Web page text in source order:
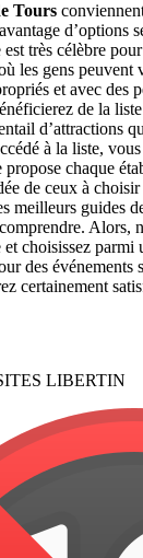
Tours
d’options
très célèbre pour
les gens
et avec des
de la
d’attractions
à la liste,
chaque
de ceux à
meilleurs guides
Alors,
choisissez parmi
des événements
certainement
LIBERTIN